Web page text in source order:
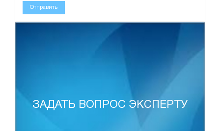
Отправить
ЗАДАТЬ ВОПРОС ЭКСПЕРТУ